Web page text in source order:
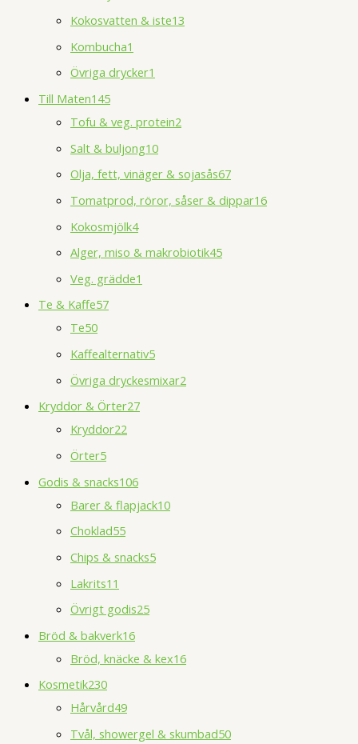
Kokosvatten & iste13
Kombucha1
Övriga drycker1
Till Maten145
Tofu & veg. protein2
Salt & buljong10
Olja, fett, vinäger & sojasås67
Tomatprod, röror, såser & dippar16
Kokosmjölk4
Alger, miso & makrobiotik45
Veg. grädde1
Te & Kaffe57
Te50
Kaffealternativ5
Övriga dryckesmixar2
Kryddor & Örter27
Kryddor22
Örter5
Godis & snacks106
Barer & flapjack10
Choklad55
Chips & snacks5
Lakrits11
Övrigt godis25
Bröd & bakverk16
Bröd, knäcke & kex16
Kosmetik230
Hårvård49
Tvål, showergel & skumbad50